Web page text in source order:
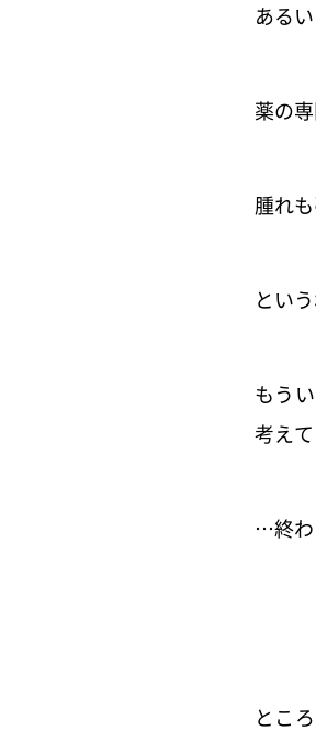
ある
薬の
腫れ
とい
もう
考えて
…終わ
とこ